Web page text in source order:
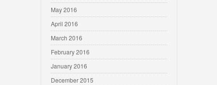
May 2016
April 2016
March 2016
February 2016
January 2016
December 2015